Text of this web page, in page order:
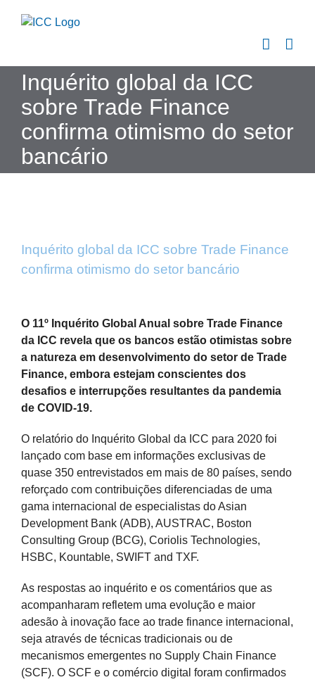
Inquérito global da ICC
sobre Trade Finance
confirma otimismo do setor
bancário
Inquérito global da ICC sobre Trade Finance
confirma otimismo do setor bancário
Larger
Image
O 11º Inquérito Global Anual sobre Trade Finance
da ICC revela que os bancos estão otimistas sobre
a natureza em desenvolvimento do setor de Trade
Finance, embora estejam conscientes dos
desafios e interrupções resultantes da pandemia
de COVID-19.
O relatório do Inquérito Global da ICC para 2020 foi
lançado com base em informações exclusivas de
quase 350 entrevistados em mais de 80 países, sendo
reforçado com contribuições diferenciadas de uma
gama internacional de especialistas do Asian
Development Bank (ADB), AUSTRAC, Boston
Consulting Group (BCG), Coriolis Technologies,
HSBC, Kountable, SWIFT and TXF.
As respostas ao inquérito e os comentários que as
acompanharam refletem uma evolução e maior
adesão à inovação face ao trade finance internacional,
seja através de técnicas tradicionais ou de
mecanismos emergentes no Supply Chain Finance
(SCF). O SCF e o comércio digital foram confirmados